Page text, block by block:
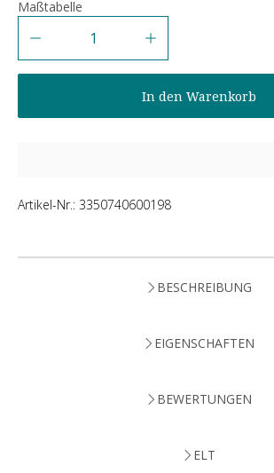
Maßtabelle
In den Warenkorb
Artikel-Nr.: 3350740600198
BESCHREIBUNG
EIGENSCHAFTEN
BEWERTUNGEN
ELT